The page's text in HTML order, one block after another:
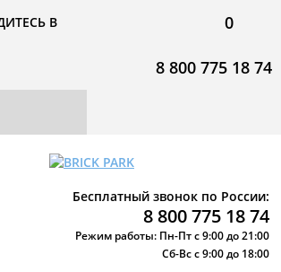
В 0
8 800 775 18 74
Бесплатный звонок по России:
8 800 775 18 74
Режим работы: Пн-Пт с 9:00 до 21:00
Сб-Вс с 9:00 до 18:00